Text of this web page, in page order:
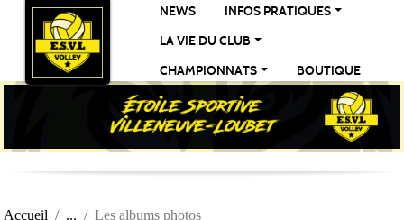
NEWS
INFOS PRATIQUES
LA VIE DU CLUB
CHAMPIONNATS
BOUTIQUE
Accueil Les albums photos
Panneau de gestion des cookies